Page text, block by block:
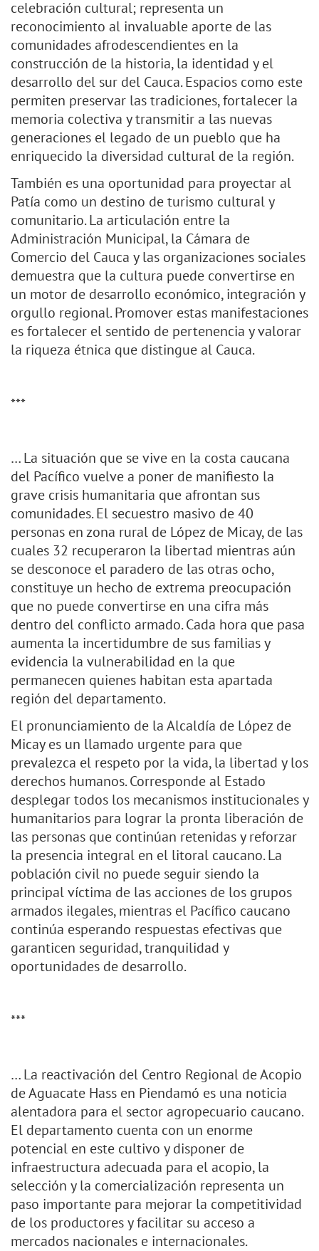
celebración cultural; representa un
reconocimiento al invaluable aporte de las
comunidades afrodescendientes en la
construcción de la historia, la identidad y el
desarrollo del sur del Cauca. Espacios como este
permiten preservar las tradiciones, fortalecer la
memoria colectiva y transmitir a las nuevas
generaciones el legado de un pueblo que ha
enriquecido la diversidad cultural de la región.
También es una oportunidad para proyectar al
Patía como un destino de turismo cultural y
comunitario. La articulación entre la
Administración Municipal, la Cámara de
Comercio del Cauca y las organizaciones sociales
demuestra que la cultura puede convertirse en
un motor de desarrollo económico, integración y
orgullo regional. Promover estas manifestaciones
es fortalecer el sentido de pertenencia y valorar
la riqueza étnica que distingue al Cauca.
***
… La situación que se vive en la costa caucana
del Pacífico vuelve a poner de manifiesto la
grave crisis humanitaria que afrontan sus
comunidades. El secuestro masivo de 40
personas en zona rural de López de Micay, de las
cuales 32 recuperaron la libertad mientras aún
se desconoce el paradero de las otras ocho,
constituye un hecho de extrema preocupación
que no puede convertirse en una cifra más
dentro del conflicto armado. Cada hora que pasa
aumenta la incertidumbre de sus familias y
evidencia la vulnerabilidad en la que
permanecen quienes habitan esta apartada
región del departamento.
El pronunciamiento de la Alcaldía de López de
Micay es un llamado urgente para que
prevalezca el respeto por la vida, la libertad y los
derechos humanos. Corresponde al Estado
desplegar todos los mecanismos institucionales y
humanitarios para lograr la pronta liberación de
las personas que continúan retenidas y reforzar
la presencia integral en el litoral caucano. La
población civil no puede seguir siendo la
principal víctima de las acciones de los grupos
armados ilegales, mientras el Pacífico caucano
continúa esperando respuestas efectivas que
garanticen seguridad, tranquilidad y
oportunidades de desarrollo.
***
… La reactivación del Centro Regional de Acopio
de Aguacate Hass en Piendamó es una noticia
alentadora para el sector agropecuario caucano.
El departamento cuenta con un enorme
potencial en este cultivo y disponer de
infraestructura adecuada para el acopio, la
selección y la comercialización representa un
paso importante para mejorar la competitividad
de los productores y facilitar su acceso a
mercados nacionales e internacionales.